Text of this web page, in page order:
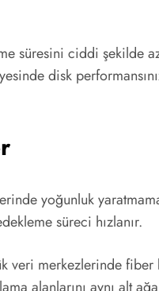
süresini ciddi şekilde
disk
yoğunluk
süreci hızlanır.
veri merkezlerinde fiber